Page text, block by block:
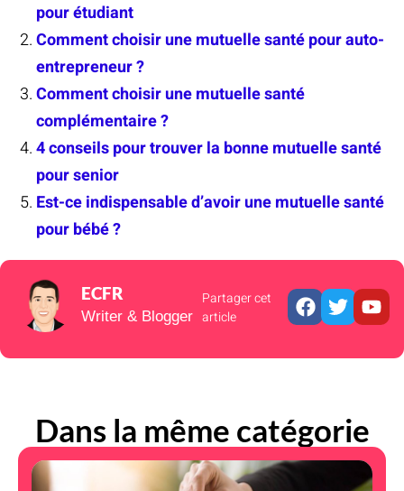
pour étudiant
Comment choisir une mutuelle santé pour auto-
entrepreneur ?
Comment choisir une mutuelle santé
complémentaire ?
4 conseils pour trouver la bonne mutuelle santé
pour senior
Est-ce indispensable d’avoir une mutuelle santé
pour bébé ?
ECFR
Writer & Blogger
Partager cet
article
Dans la même catégorie